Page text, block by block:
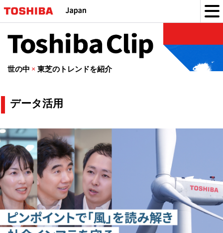
Toshiba
Clip
世の中 × 東芝のトレンドを紹介
タ
活
用
の
記
事
一
データ活用